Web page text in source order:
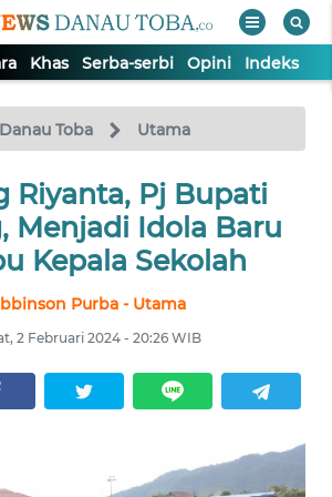
Khas Serba-serbi Opini Indeks
Toba Utama
Riyanta, Pj Bupati
Menjadi Idola Baru
Kepala Sekolah
Purba - Utama
2 Februari 2024 - 20:26 WIB